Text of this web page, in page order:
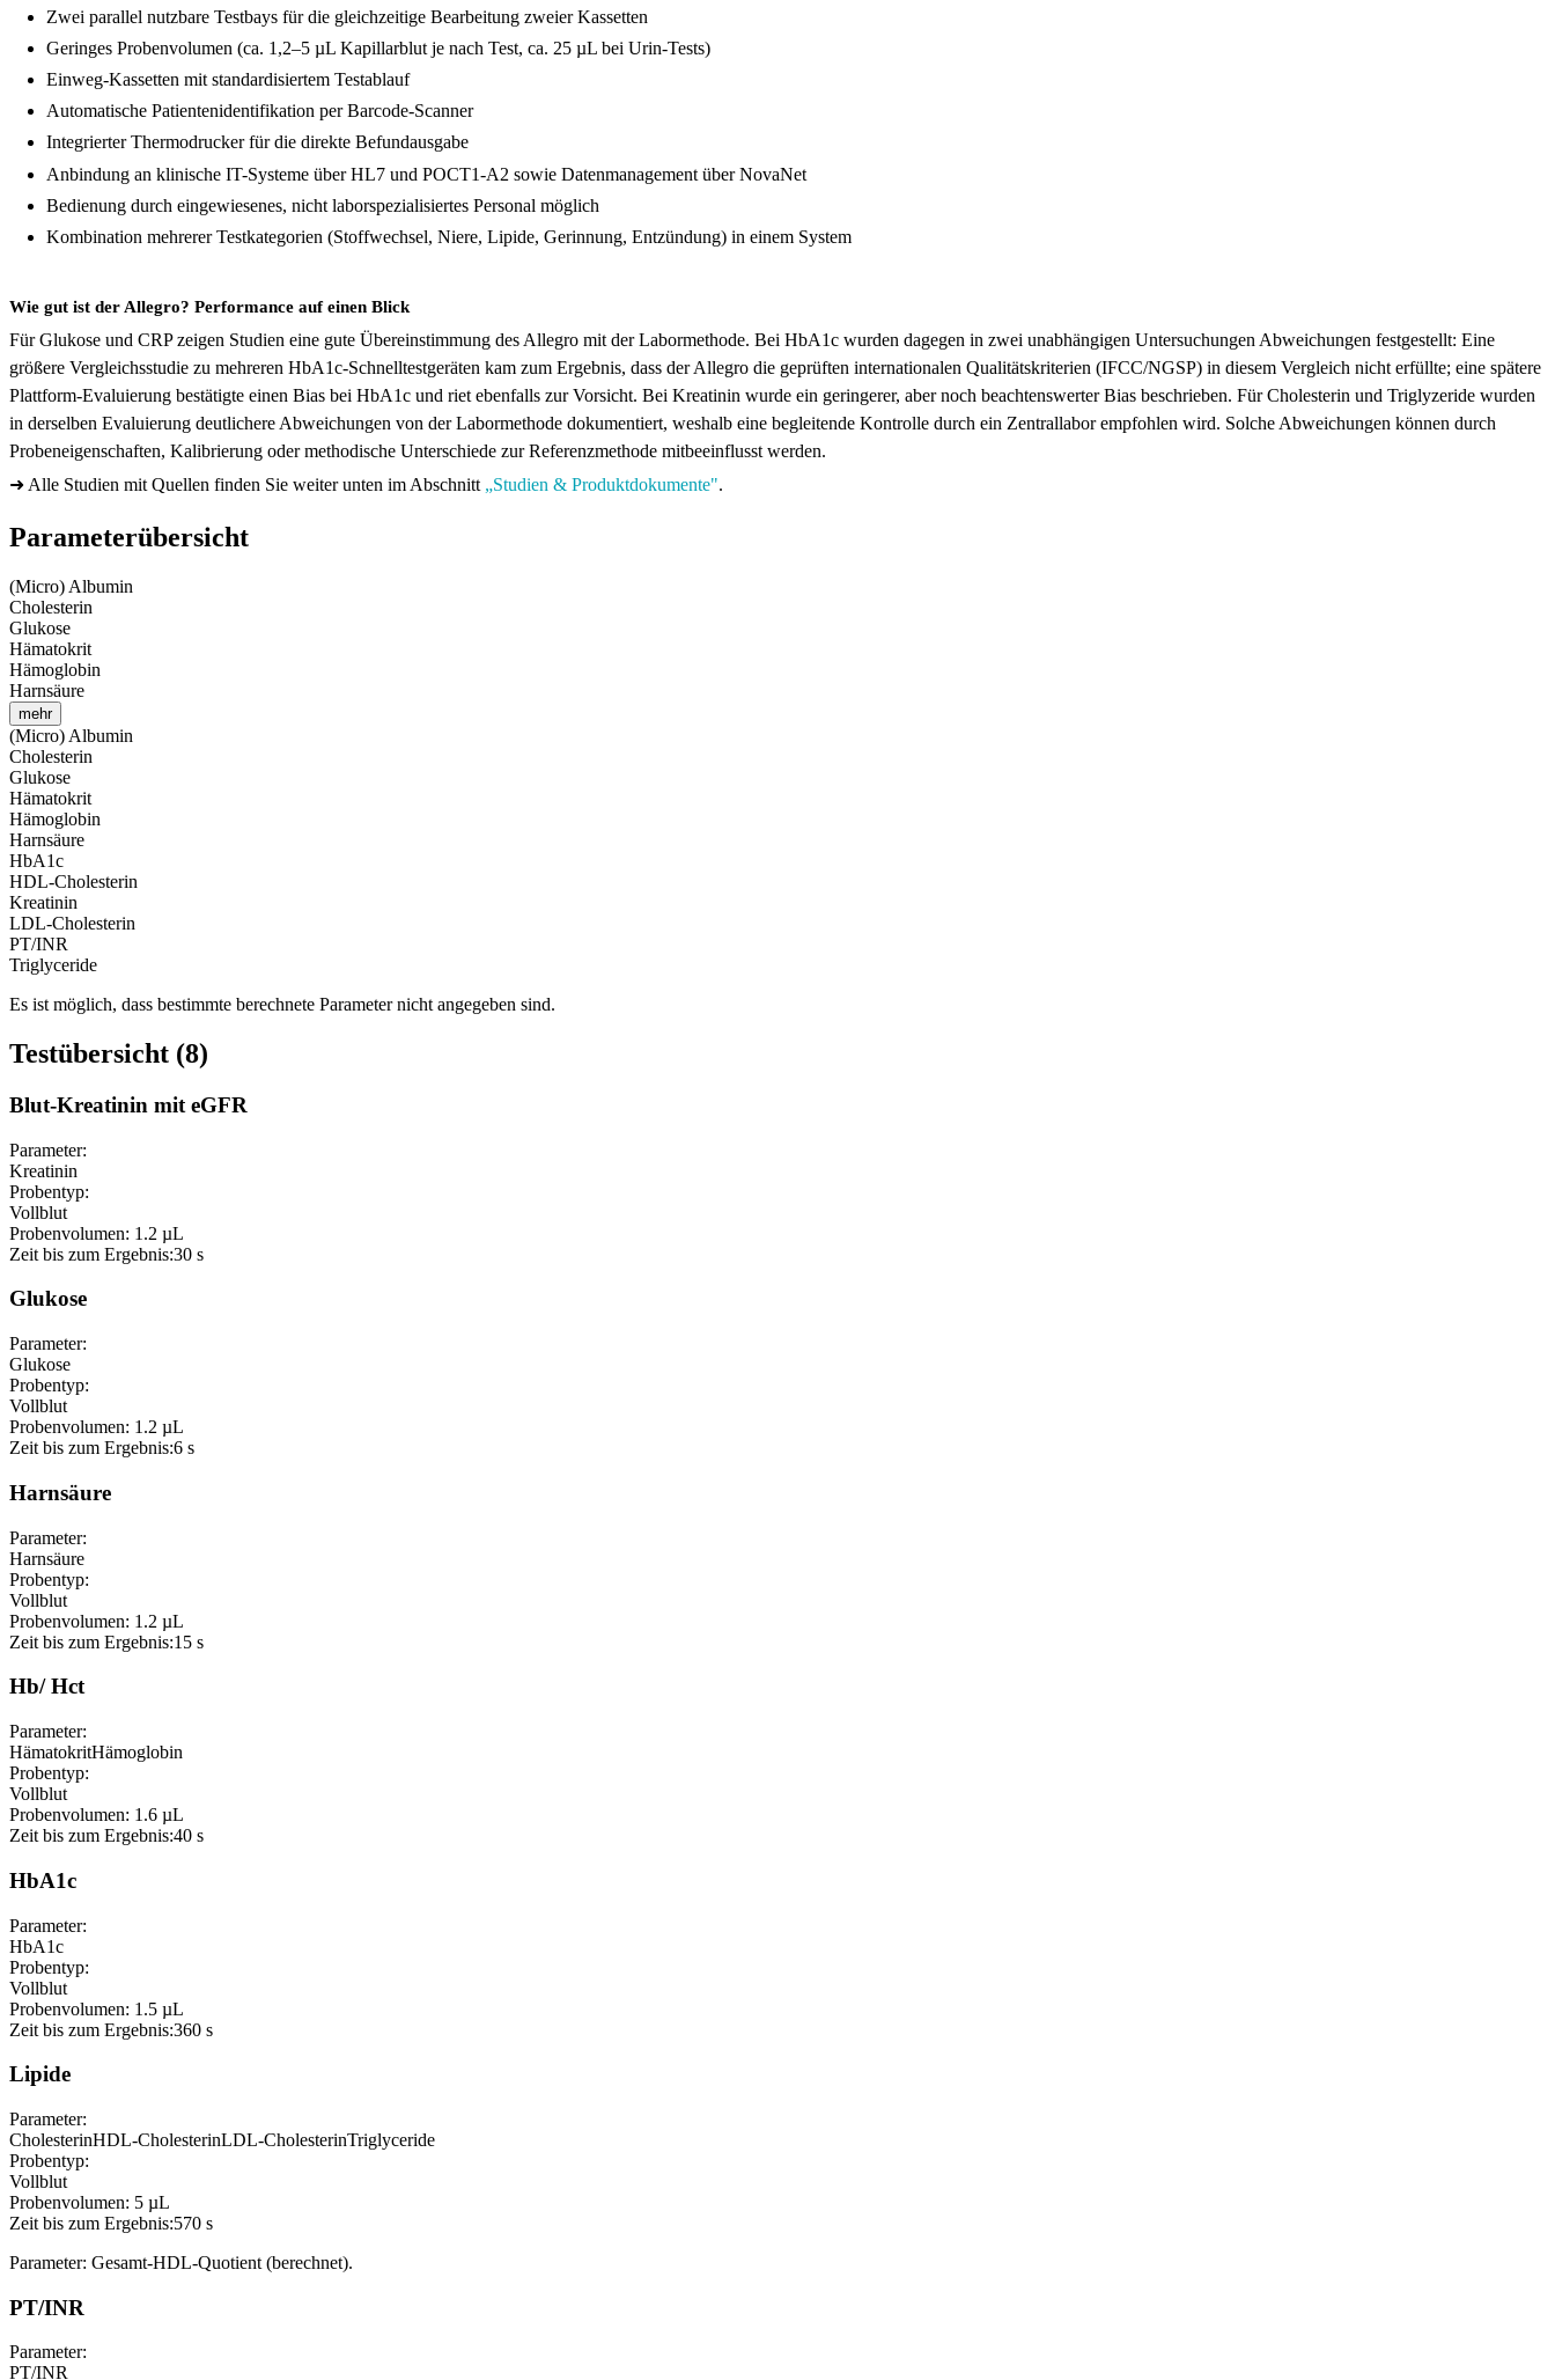
Zwei parallel nutzbare Testbays für die gleichzeitige Bearbeitung zweier Kassetten
Geringes Probenvolumen (ca. 1,2–5 µL Kapillarblut je nach Test, ca. 25 µL bei Urin-Tests)
Einweg-Kassetten mit standardisiertem Testablauf
Automatische Patientenidentifikation per Barcode-Scanner
Integrierter Thermodrucker für die direkte Befundausgabe
Anbindung an klinische IT-Systeme über HL7 und POCT1-A2 sowie Datenmanagement über NovaNet
Bedienung durch eingewiesenes, nicht laborspezialisiertes Personal möglich
Kombination mehrerer Testkategorien (Stoffwechsel, Niere, Lipide, Gerinnung, Entzündung) in einem System
Wie gut ist der Allegro? Performance auf einen Blick
Für Glukose und CRP zeigen Studien eine gute Übereinstimmung des Allegro mit der Labormethode. Bei HbA1c wurden dagegen in zwei unabhängigen Untersuchungen Abweichungen festgestellt: Eine
größere Vergleichsstudie zu mehreren HbA1c-Schnelltestgeräten kam zum Ergebnis, dass der Allegro die geprüften internationalen Qualitätskriterien (IFCC/NGSP) in diesem Vergleich nicht erfüllte; eine spätere
Plattform-Evaluierung bestätigte einen Bias bei HbA1c und riet ebenfalls zur Vorsicht. Bei Kreatinin wurde ein geringerer, aber noch beachtenswerter Bias beschrieben. Für Cholesterin und Triglyzeride wurden
in derselben Evaluierung deutlichere Abweichungen von der Labormethode dokumentiert, weshalb eine begleitende Kontrolle durch ein Zentrallabor empfohlen wird. Solche Abweichungen können durch
Probeneigenschaften, Kalibrierung oder methodische Unterschiede zur Referenzmethode mitbeeinflusst werden.
➜ Alle Studien mit Quellen finden Sie weiter unten im Abschnitt „Studien & Produktdokumente".
Parameterübersicht
(Micro) Albumin
Cholesterin
Glukose
Hämatokrit
Hämoglobin
Harnsäure
mehr
(Micro) Albumin
Cholesterin
Glukose
Hämatokrit
Hämoglobin
Harnsäure
HbA1c
HDL-Cholesterin
Kreatinin
LDL-Cholesterin
PT/INR
Triglyceride
Es ist möglich, dass bestimmte berechnete Parameter nicht angegeben sind.
Testübersicht (8)
Blut-Kreatinin mit eGFR
Parameter:
Kreatinin
Probentyp:
Vollblut
Probenvolumen: 1.2 µL
Zeit bis zum Ergebnis:30 s
Glukose
Parameter:
Glukose
Probentyp:
Vollblut
Probenvolumen: 1.2 µL
Zeit bis zum Ergebnis:6 s
Harnsäure
Parameter:
Harnsäure
Probentyp:
Vollblut
Probenvolumen: 1.2 µL
Zeit bis zum Ergebnis:15 s
Hb/ Hct
Parameter:
HämatokritHämoglobin
Probentyp:
Vollblut
Probenvolumen: 1.6 µL
Zeit bis zum Ergebnis:40 s
HbA1c
Parameter:
HbA1c
Probentyp:
Vollblut
Probenvolumen: 1.5 µL
Zeit bis zum Ergebnis:360 s
Lipide
Parameter:
CholesterinHDL-CholesterinLDL-CholesterinTriglyceride
Probentyp:
Vollblut
Probenvolumen: 5 µL
Zeit bis zum Ergebnis:570 s
Parameter: Gesamt-HDL-Quotient (berechnet).
PT/INR
Parameter:
PT/INR